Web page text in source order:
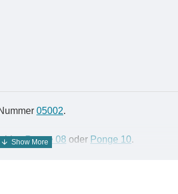
05002.
bittePonge 08 oder Ponge 10.